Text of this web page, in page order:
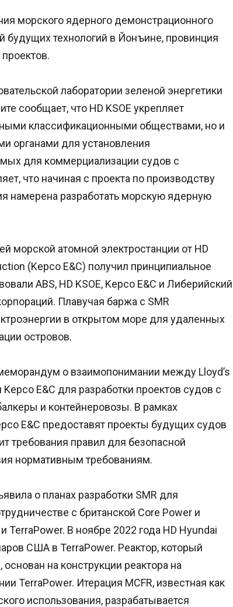
морского ядерного демонстрационного
будущих технологий в Йонъине, провинция
лаборатории зеленой энергетики
сообщает, что HD KSOE укрепляет
классификационными обществами, но и
органами для установления
для коммерциализации судов с
что начиная с проекта по производству
намерена разработать морскую ядерную
морской атомной электростанции от HD
(Kepco E&C) получил принципиальное
ABS, HD KSOE, Kepco E&C и Либерийский
Плавучая баржа с SMR
в открытом море для удаленных
островов.
о взаимопонимании между Lloyd’s
E&C для разработки проектов судов с
и контейнеровозы. В рамках
E&C предоставят проекты будущих судов
требования правил для безопасной
нормативным требованиям.
о планах разработки SMR для
с британской Core Power и
TerraPower. В ноябре 2022 года HD Hyundai
США в TerraPower. Реактор, который
на конструкции реактора на
TerraPower. Итерация MCFR, известная как
использования, разрабатывается